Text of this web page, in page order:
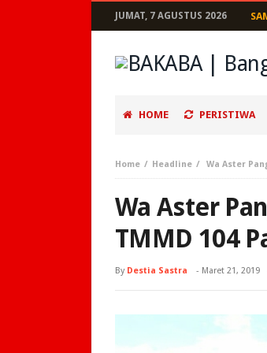
JUMAT, 7 AGUSTUS 2026
HOME PERISTIWA
Home Headline Wa Aster
Wa Aster
TMMD 104
By Destia Sastra - Maret 21, 2019